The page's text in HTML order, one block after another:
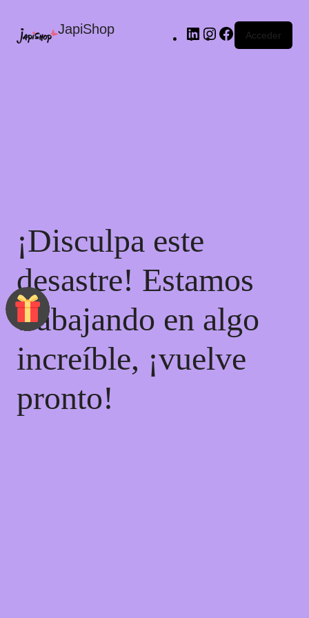
JapiShop Acceder
¡Disculpa este
desastre! Estamos
trabajando en algo
increíble, ¡vuelve
pronto!